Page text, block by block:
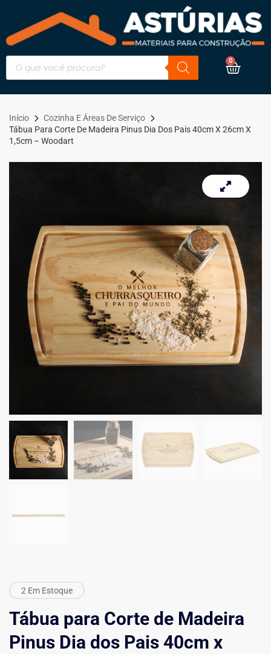
0
Início
Cozinha E Áreas De Serviço
Tábua Para Corte De Madeira Pinus Dia Dos Pais 40cm X 26cm X
1,5cm – Woodart
2 Em Estoque
Tábua para Corte de Madeira
Pinus Dia dos Pais 40cm x